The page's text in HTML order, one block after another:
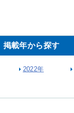
掲載年から探す
2022年